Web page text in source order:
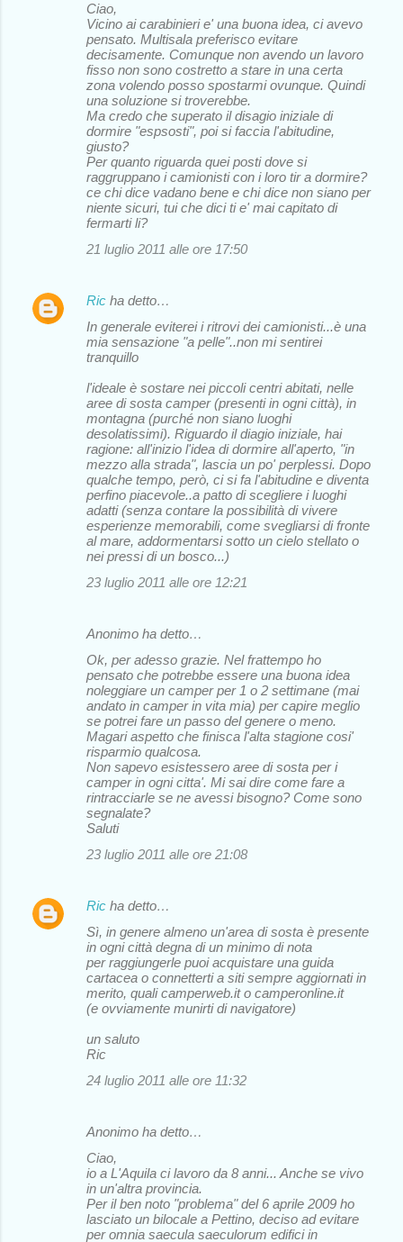
Ciao,
Vicino ai carabinieri e' una buona idea, ci avevo
pensato. Multisala preferisco evitare
decisamente. Comunque non avendo un lavoro
fisso non sono costretto a stare in una certa
zona volendo posso spostarmi ovunque. Quindi
una soluzione si troverebbe.
Ma credo che superato il disagio iniziale di
dormire "espsosti", poi si faccia l'abitudine,
giusto?
Per quanto riguarda quei posti dove si
raggruppano i camionisti con i loro tir a dormire?
ce chi dice vadano bene e chi dice non siano per
niente sicuri, tui che dici ti e' mai capitato di
fermarti li?
21 luglio 2011 alle ore 17:50
Ric ha detto…
In generale eviterei i ritrovi dei camionisti...è una
mia sensazione "a pelle"..non mi sentirei
tranquillo
l'ideale è sostare nei piccoli centri abitati, nelle
aree di sosta camper (presenti in ogni città), in
montagna (purché non siano luoghi
desolatissimi). Riguardo il diagio iniziale, hai
ragione: all'inizio l'idea di dormire all'aperto, "in
mezzo alla strada", lascia un po' perplessi. Dopo
qualche tempo, però, ci si fa l'abitudine e diventa
perfino piacevole..a patto di scegliere i luoghi
adatti (senza contare la possibilità di vivere
esperienze memorabili, come svegliarsi di fronte
al mare, addormentarsi sotto un cielo stellato o
nei pressi di un bosco...)
23 luglio 2011 alle ore 12:21
Anonimo ha detto…
Ok, per adesso grazie. Nel frattempo ho
pensato che potrebbe essere una buona idea
noleggiare un camper per 1 o 2 settimane (mai
andato in camper in vita mia) per capire meglio
se potrei fare un passo del genere o meno.
Magari aspetto che finisca l'alta stagione cosi'
risparmio qualcosa.
Non sapevo esistessero aree di sosta per i
camper in ogni citta'. Mi sai dire come fare a
rintracciarle se ne avessi bisogno? Come sono
segnalate?
Saluti
23 luglio 2011 alle ore 21:08
Ric ha detto…
Sì, in genere almeno un'area di sosta è presente
in ogni città degna di un minimo di nota
per raggiungerle puoi acquistare una guida
cartacea o connetterti a siti sempre aggiornati in
merito, quali camperweb.it o camperonline.it
(e ovviamente munirti di navigatore)
un saluto
Ric
24 luglio 2011 alle ore 11:32
Anonimo ha detto…
Ciao,
io a L'Aquila ci lavoro da 8 anni... Anche se vivo
in un'altra provincia.
Per il ben noto "problema" del 6 aprile 2009 ho
lasciato un bilocale a Pettino, deciso ad evitare
per omnia saecula saeculorum edifici in